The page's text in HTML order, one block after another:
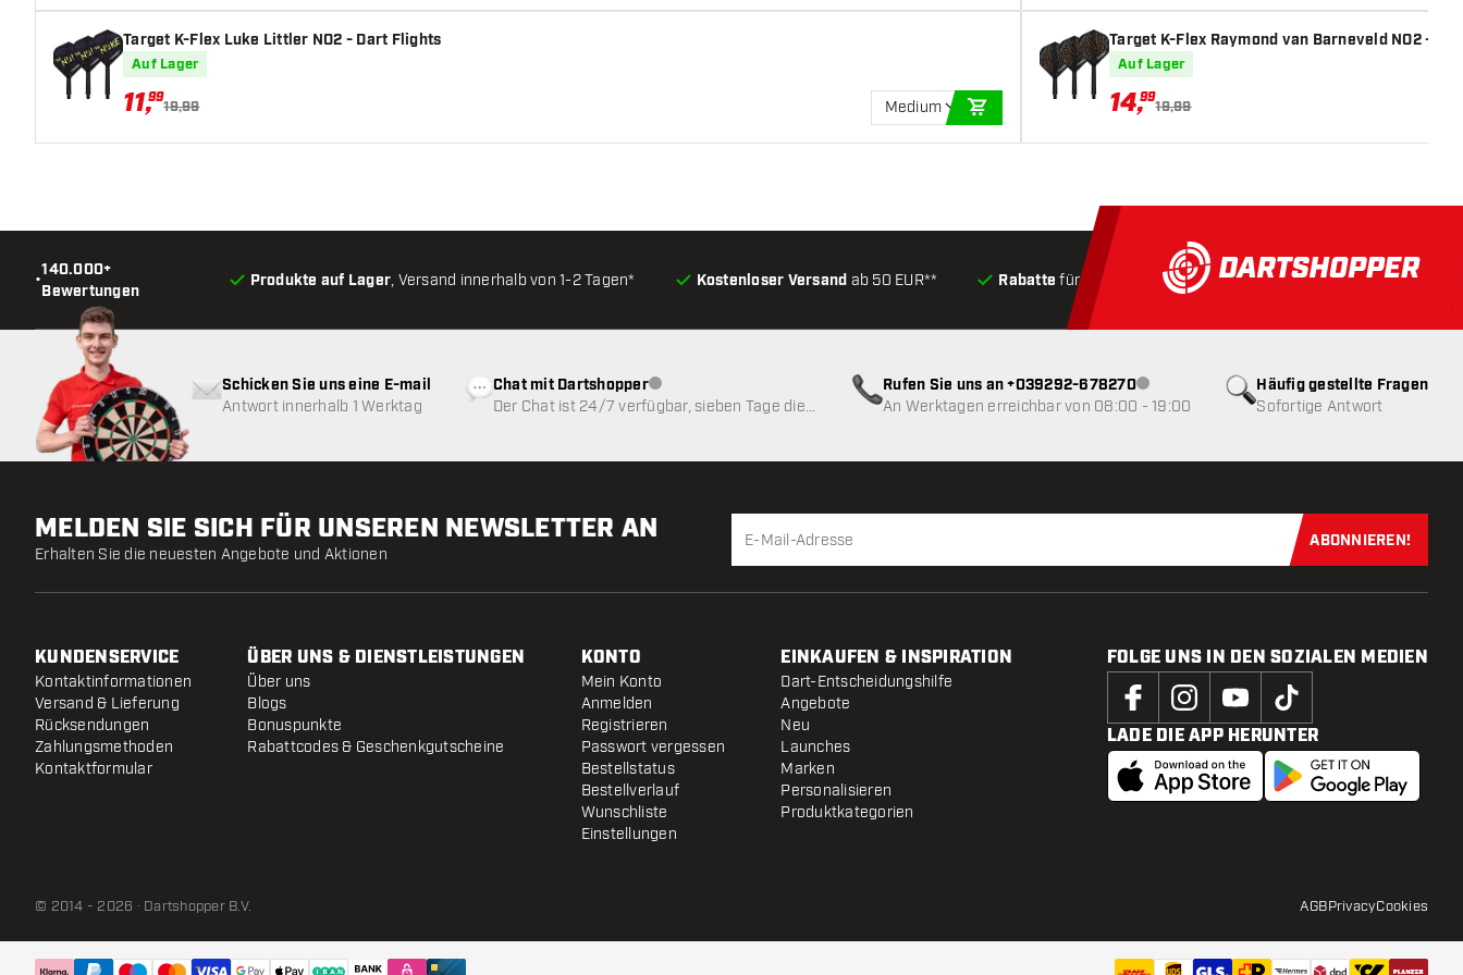
24,95 IN DEN WARENKORB
Target K-Flex Luke Littler NO2 - Dart Flights
Auf Lager
11,99
19,99 Medium
Target K-Flex Raymond van Barneveld NO2 -
Auf Lager
14,99
19,99
•
140.000+
Bewertungen
Produkte auf Lager, Versand innerhalb von 1-2 Tagen* Kostenloser Versand ab 50 EUR** Rabatte für Kunden Produkte auf Lager, Versand
Häufig gestellte Fragen
Sofortige Antwort
Schicken Sie uns eine E-mail
Antwort innerhalb 1 Werktag
Chat mit DartshopperKundenservice nicht verfügbar
Der Chat ist 24/7 verfügbar, sieben Tage die
Rufen Sie uns an +039292-678270Kundenservice nicht verfügbar
An Werktagen erreichbar von 08:00 - 19:00
MELDEN SIE SICH FÜR UNSEREN NEWSLETTER AN
Erhalten Sie die neuesten Angebote und Aktionen
Jetzt für
ABONNIEREN!
KUNDENSERVICE
Kontaktinformationen
Versand & Lieferung
Rücksendungen
Zahlungsmethoden
Kontaktformular
ÜBER UNS & DIENSTLEISTUNGEN
Über uns
Blogs
Bonuspunkte
Rabattcodes & Geschenkgutscheine
KONTO
Mein Konto
Anmelden
Registrieren
Passwort vergessen
Bestellstatus
Bestellverlauf
Wunschliste
Einstellungen
EINKAUFEN & INSPIRATION
Dart-Entscheidungshilfe
Angebote
Neu
Launches
Marken
Personalisieren
Produktkategorien
FOLGE UNS IN DEN SOZIALEN MEDIEN
LADE DIE APP HERUNTER
© 2014 - 2026 · Dartshopper B.V. AGBPrivacyCookies